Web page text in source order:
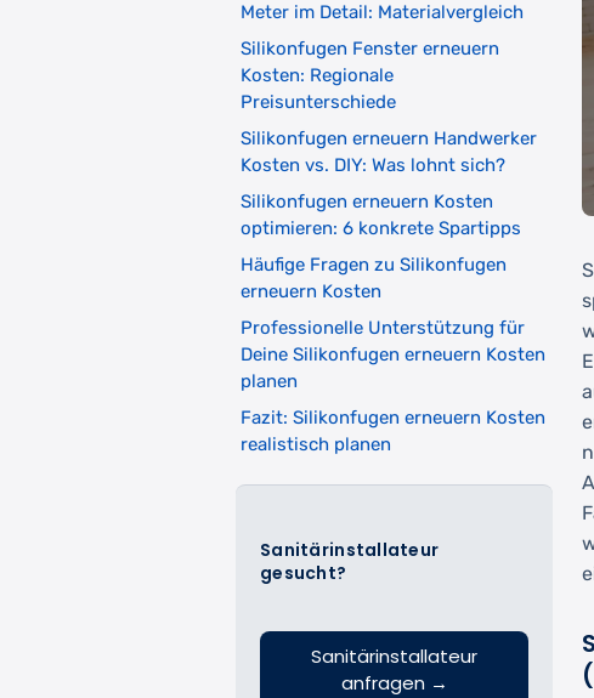
Sanitärinstallateur
gesucht?
Sanitärinstallateur
anfragen →
Meter im Detail: Materialvergleich
Silikonfugen Fenster erneuern
Kosten: Regionale
Preisunterschiede
Silikonfugen erneuern Handwerker
Kosten vs. DIY: Was lohnt sich?
Silikonfugen erneuern Kosten
optimieren: 6 konkrete Spartipps
Häufige Fragen zu Silikonfugen
erneuern Kosten
Professionelle Unterstützung für
Deine Silikonfugen erneuern Kosten
planen
Fazit: Silikonfugen erneuern Kosten
realistisch planen